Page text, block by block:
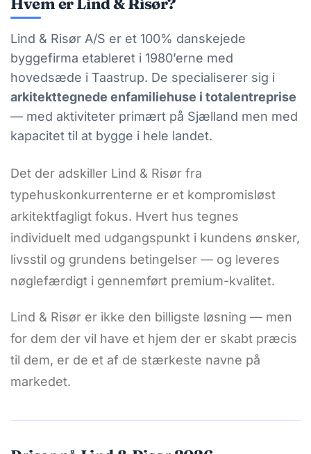
Lind & Risør A/S er et 100% danskejede
byggefirma etableret i 1980’erne med
hovedsæde i Taastrup. De specialiserer sig i
arkitekttegnede enfamiliehuse i totalentreprise
— med aktiviteter primært på Sjælland men med
kapacitet til at bygge i hele landet.
Det der adskiller Lind & Risør fra
typehuskonkurrenterne er et kompromisløst
arkitektfagligt fokus. Hvert hus tegnes
individuelt med udgangspunkt i kundens ønsker,
livsstil og grundens betingelser — og leveres
nøglefærdigt i gennemført premium-kvalitet.
Lind & Risør er ikke den billigste løsning — men
for dem der vil have et hjem der er skabt præcis
til dem, er de et af de stærkeste navne på
markedet.